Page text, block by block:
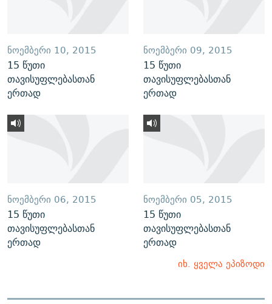
ᲜᲝᲔᲛᲑᲔᲠᲘ 10, 2015
15 წუთი
თავისუფლებასთან
ერთად
ᲜᲝᲔᲛᲑᲔᲠᲘ 09, 2015
15 წუთი
თავისუფლებასთან
ერთად
ᲜᲝᲔᲛᲑᲔᲠᲘ 06, 2015
15 წუთი
თავისუფლებასთან
ერთად
ᲜᲝᲔᲛᲑᲔᲠᲘ 05, 2015
15 წუთი
თავისუფლებასთან
ერთად
იხ. ყველა ეპიზოდი